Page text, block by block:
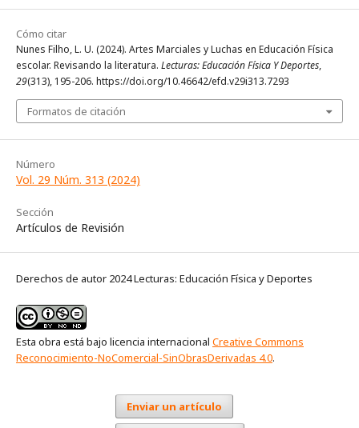
Cómo citar
Nunes Filho, L. U. (2024). Artes Marciales y Luchas en Educación Física
escolar. Revisando la literatura. Lecturas: Educación Física Y Deportes,
29(313), 195-206. https://doi.org/10.46642/efd.v29i313.7293
Formatos de citación
Número
Vol. 29 Núm. 313 (2024)
Sección
Artículos de Revisión
Derechos de autor 2024 Lecturas: Educación Física y Deportes
Esta obra está bajo licencia internacional Creative Commons
Reconocimiento-NoComercial-SinObrasDerivadas 4.0.
Enviar un artículo